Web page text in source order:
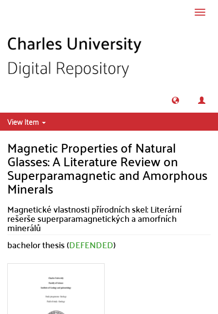
View Item
Magnetic Properties of Natural
Glasses: A Literature Review on
Superparamagnetic and Amorphous
Minerals
Magnetické vlastnosti přírodních skel: Literární
rešerše superparamagnetických a amorfních
minerálů
bachelor thesis (DEFENDED)